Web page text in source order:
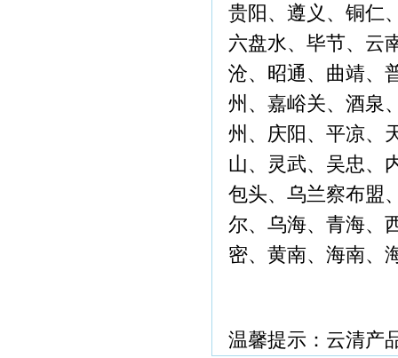
贵阳、遵义、铜仁
六盘水、毕节、云
沧、昭通、曲靖、
州、嘉峪关、酒泉
州、庆阳、平凉、
山、灵武、吴忠、
包头、乌兰察布盟
尔、乌海、青海、
密、黄南、海南、
温馨提示：云清产